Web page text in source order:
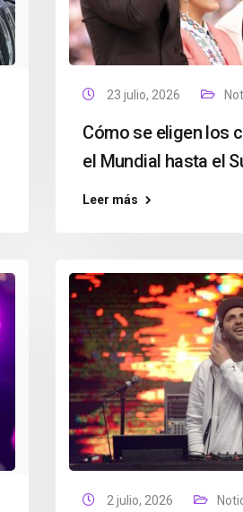
23 julio, 2026
Cómo se eligen los
el Mundial hasta el
Leer más
2 julio, 2026